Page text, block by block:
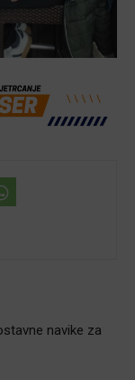
navike za